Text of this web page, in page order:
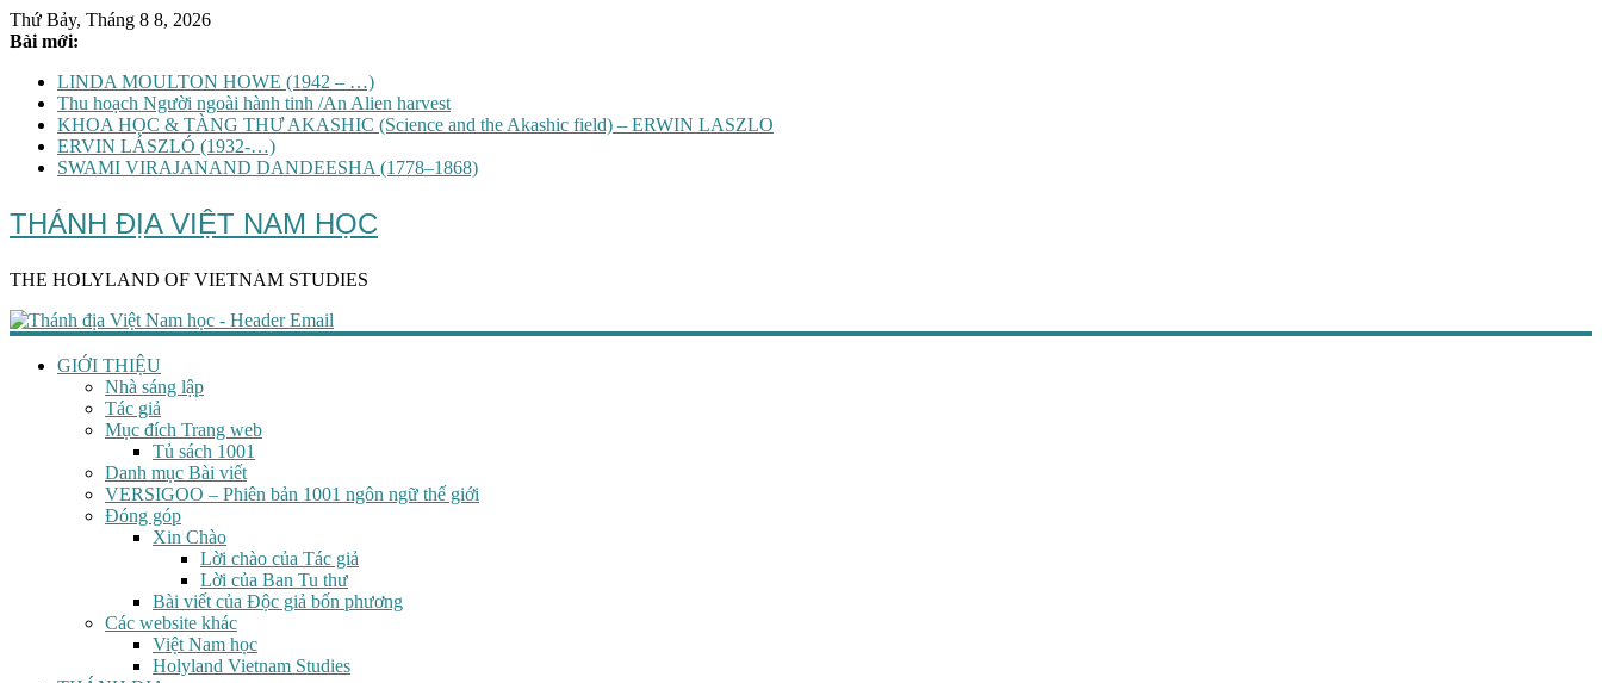
Thứ Bảy, Tháng 8 8, 2026
Bài mới:
LINDA MOULTON HOWE (1942 – …)
Thu hoạch Người ngoài hành tinh /An Alien harvest
KHOA HỌC & TÀNG THƯ AKASHIC (Science and the Akashic field) – ERWIN LASZLO
ERVIN LÁSZLÓ (1932-…)
SWAMI VIRAJANAND DANDEESHA (1778–1868)
THÁNH ĐỊA VIỆT NAM HỌC
THE HOLYLAND OF VIETNAM STUDIES
GIỚI THIỆU
Nhà sáng lập
Tác giả
Mục đích Trang web
Tủ sách 1001
Danh mục Bài viết
VERSIGOO – Phiên bản 1001 ngôn ngữ thế giới
Đóng góp
Xin Chào
Lời chào của Tác giả
Lời của Ban Tu thư
Bài viết của Độc giả bốn phương
Các website khác
Việt Nam học
Holyland Vietnam Studies